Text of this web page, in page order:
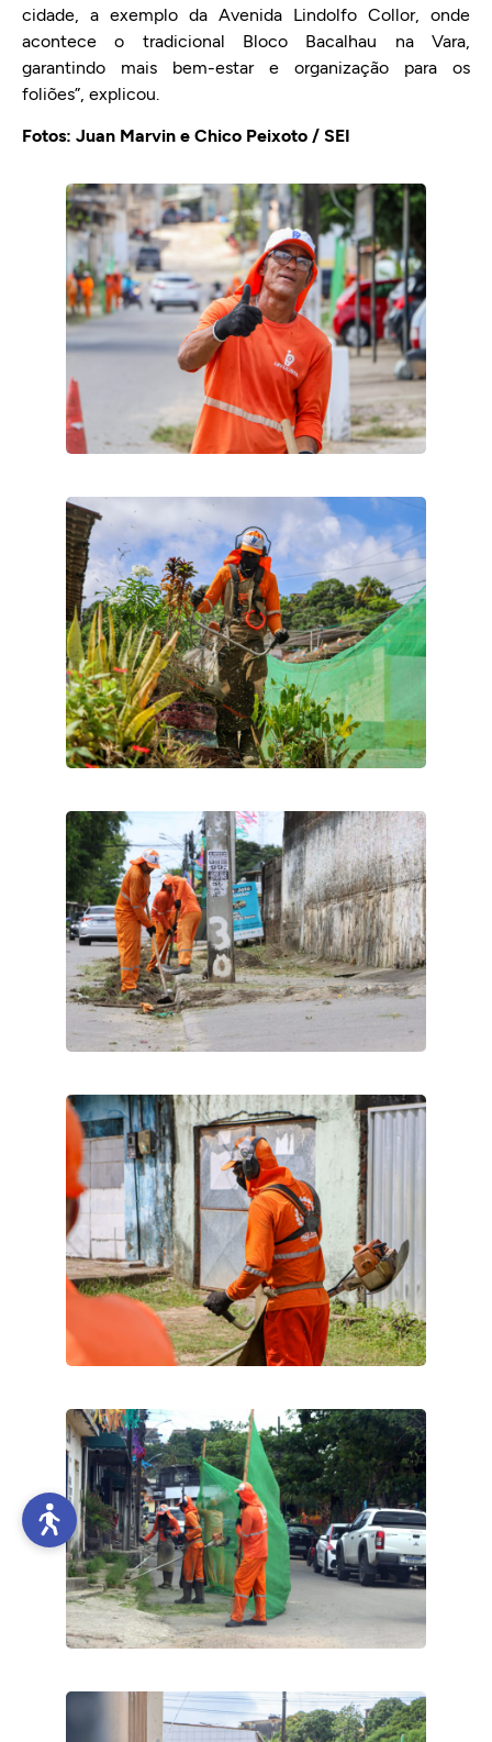
cidade, a exemplo da Avenida Lindolfo Collor, onde
acontece o tradicional Bloco Bacalhau na Vara,
garantindo mais bem-estar e organização para os
foliões”, explicou.
Fotos: Juan Marvin e Chico Peixoto / SEI